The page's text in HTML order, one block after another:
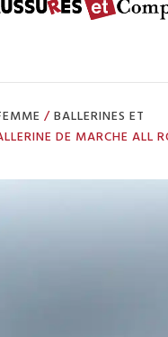
/BALLERINES ET
DE MARCHE ALL